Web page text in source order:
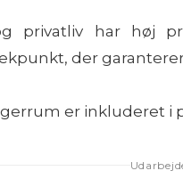
privatliv har høj
der
er inkluderet i